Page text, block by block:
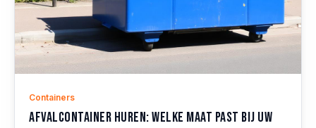
Containers
Afvalcontainer huren: welke maat past bij uw